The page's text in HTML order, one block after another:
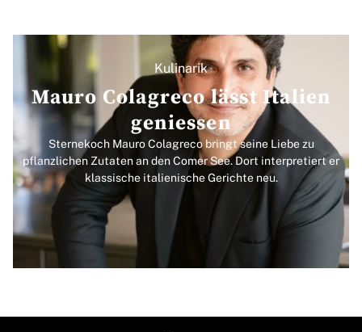
Kulinarik
Mauro Colagreco lässt Italien
geniessen
Sternekoch Mauro Colagreco bringt seine Liebe zu
pflanzlichen Zutaten an den Comer See. Dort interpretiert er
klassische italienische Gerichte neu.